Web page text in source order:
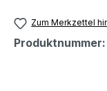
Zum Merkzettel
Produktnummer: